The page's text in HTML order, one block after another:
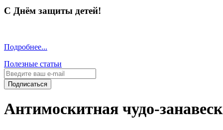
С Днём защиты детей!
Подробнее...
Полезные статьи
Подписаться
Антимоскитная чудо-